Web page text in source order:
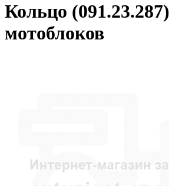
Кольцо
мотоблоков